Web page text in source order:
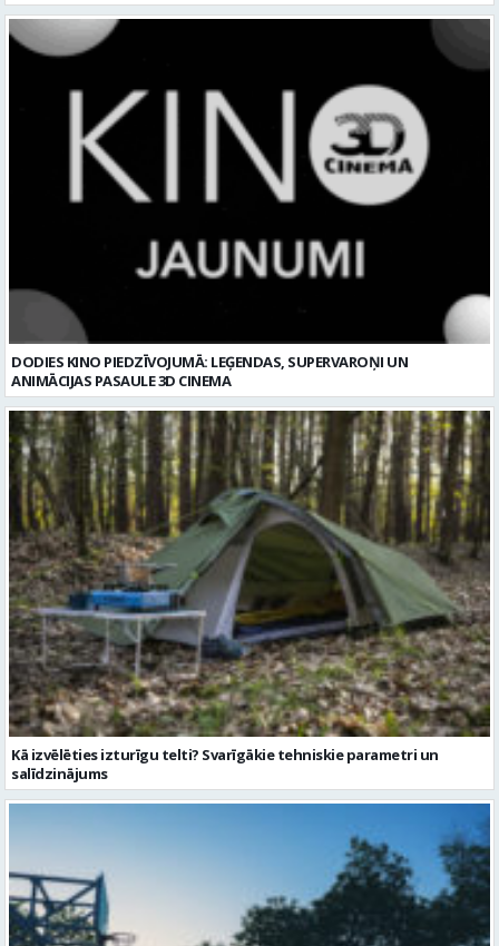
ANIMĀCIJAS PASAULE 3D CINEMA
Kā izvēlēties izturīgu telti? Svarīgākie tehniskie parametri un
salīdzinājums